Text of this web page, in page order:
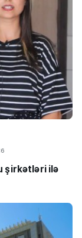
şirkətləri ilə